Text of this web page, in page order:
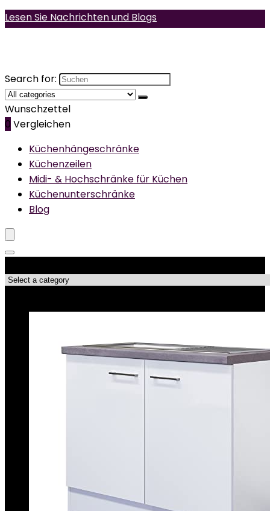
Lesen Sie Nachrichten und Blogs
Search for:
Wunschzettel
0 Vergleichen
Küchenhängeschränke
Küchenzeilen
Midi- & Hochschränke für Küchen
Küchenunterschränke
Blog